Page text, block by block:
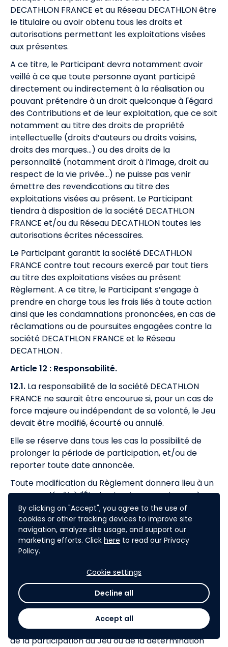
By clicking on "Accept", you agree to the use of
cookies or other tracking devices to improve site
navigation, analyze site usage, and support our
marketing efforts. Click here to read our Privacy
Policy.
Cookie settings
Decline all
Accept all
DECATHLON FRANCE et au Réseau DECATHLON être
le titulaire ou avoir obtenu tous les droits et
autorisations permettant les exploitations visées
aux présentes.
A ce titre, le Participant devra notamment avoir
veillé à ce que toute personne ayant participé
directement ou indirectement à la réalisation ou
pouvant prétendre à un droit quelconque à l'égard
des Contributions et de leur exploitation, que ce soit
notamment au titre des droits de propriété
intellectuelle (droits d’auteurs ou droits voisins,
droits des marques…) ou des droits de la
personnalité (notamment droit à l’image, droit au
respect de la vie privée…) ne puisse pas venir
émettre des revendications au titre des
exploitations visées au présent. Le Participant
tiendra à disposition de la société DECATHLON
FRANCE et/ou du Réseau DECATHLON toutes les
autorisations écrites nécessaires.
Le Participant garantit la société DECATHLON
FRANCE contre tout recours exercé par tout tiers
au titre des exploitations visées au présent
Règlement. A ce titre, le Participant s’engage à
prendre en charge tous les frais liés à toute action
ainsi que les condamnations prononcées, en cas de
réclamations ou de poursuites engagées contre la
société DECATHLON FRANCE et le Réseau
DECATHLON .
Article 12 : Responsabilité.
12.1. La responsabilité de la société DECATHLON
FRANCE ne saurait être encourue si, pour un cas de
force majeure ou indépendant de sa volonté, le Jeu
devait être modifié, écourté ou annulé.
Elle se réserve dans tous les cas la possibilité de
prolonger la période de participation, et/ou de
reporter toute date annoncée.
Toute modification du Règlement donnera lieu à un
nouveau dépôt à l'Étude et entrera en vigueur à
compter de sa mise en ligne et tout participant
sera réputé l’avoir acceptée du simple fait de sa
participation au jeu, à compter de la
date d’entrée en vigueur de la modification. Tout
intervenues devra cesser de participer au Jeu.
12.2.
La société DECATHLON FRANCE pourra annuler
tout ou partie du Jeu s’il apparaît que des fraudes
sont intervenues sous quelque forme que ce soit,
notamment de manière informatique dans le cadre
de la participation au Jeu ou de la détermination